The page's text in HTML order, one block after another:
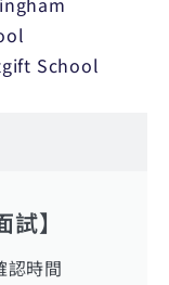
School
】
認時間